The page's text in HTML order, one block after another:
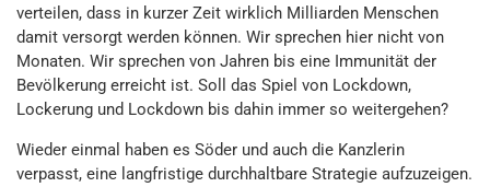
verteilen, dass in kurzer Zeit wirklich Milliarden Menschen
damit versorgt werden können. Wir sprechen hier nicht von
Monaten. Wir sprechen von Jahren bis eine Immunität der
Bevölkerung erreicht ist. Soll das Spiel von Lockdown,
Lockerung und Lockdown bis dahin immer so weitergehen?
Wieder einmal haben es Söder und auch die Kanzlerin
verpasst, eine langfristige durchhaltbare Strategie aufzuzeigen.